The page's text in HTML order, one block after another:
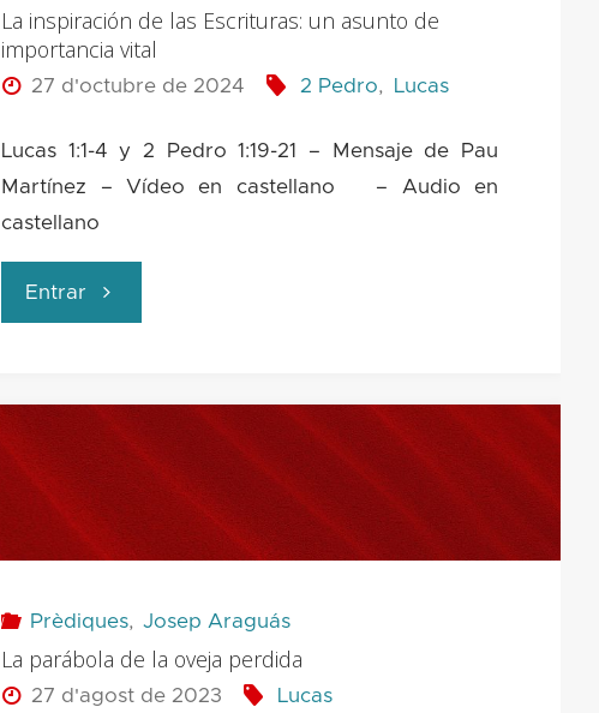
La inspiración de las Escrituras: un asunto de
importancia vital
27 d'octubre de 2024 2 Pedro, Lucas
Lucas 1:1-4 y 2 Pedro 1:19-21 – Mensaje de Pau
Martínez – Vídeo en castellano – Audio en
castellano
Entrar "La
Escrituras:
asunto
Prèdiques, Josep Araguás
La parábola de la oveja perdida
27 d'agost de 2023 Lucas